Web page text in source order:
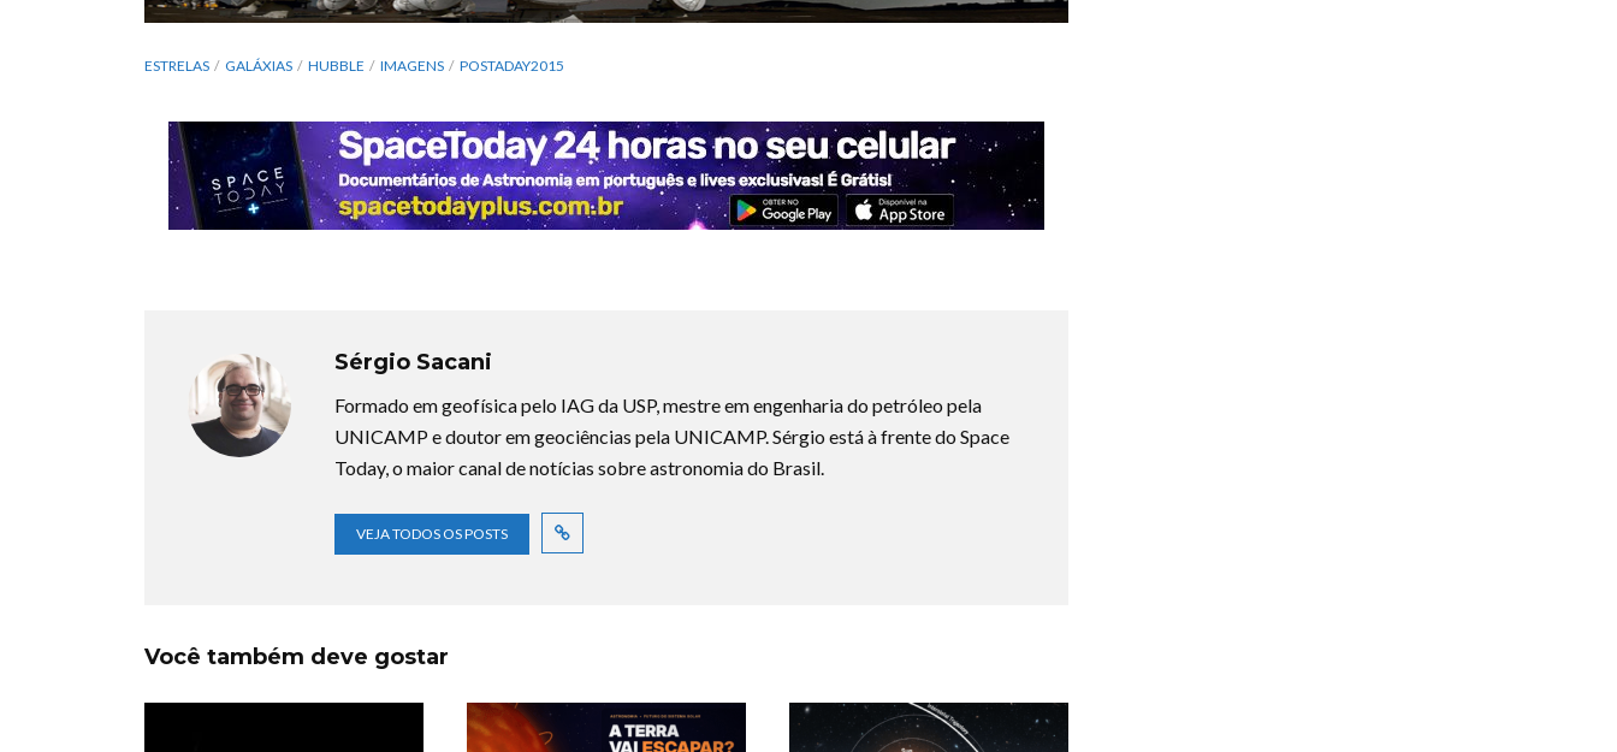
ESTRELAS GALÁXIAS HUBBLE IMAGENS POSTADAY2015
Sérgio Sacani
Formado em geofísica pelo IAG da USP, mestre em engenharia do petróleo pela
UNICAMP e doutor em geociências pela UNICAMP. Sérgio está à frente do Space
Today, o maior canal de notícias sobre astronomia do Brasil.
VEJA TODOS OS POSTS
Você também deve gostar